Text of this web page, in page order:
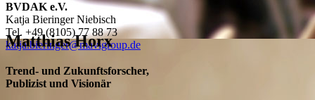
BVDAK e.V.
Katja Bieringer Niebisch
Tel. +49 (8105) 77 88 73
katja.bieringer@mavigroup.de
Matthias Horx
Trend- und Zukunftsforscher,
Publizist und Visionär